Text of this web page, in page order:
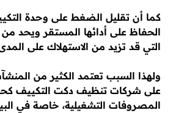
كما أن تقليل الضغط على وحدة
الحفاظ على أدائها المستقر ويحد من
التي قد تزيد من الاستهلاك على
ولهذا السبب تعتمد الكثير من
على شركات تنظيف دكت التكييف
المصروفات التشغيلية، خاصة في